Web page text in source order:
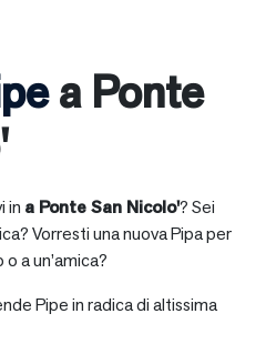
a Ponte
in a Ponte San Nicolo'? Sei
Vorresti una nuova Pipa per
a un’amica?
Pipe in radica di altissima